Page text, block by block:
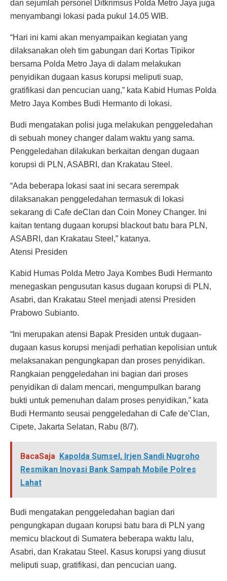
dan sejumlah personel Ditkrimsus Polda Metro Jaya juga
menyambangi lokasi pada pukul 14.05 WIB.
“Hari ini kami akan menyampaikan kegiatan yang
dilaksanakan oleh tim gabungan dari Kortas Tipikor
bersama Polda Metro Jaya di dalam melakukan
penyidikan dugaan kasus korupsi meliputi suap,
gratifikasi dan pencucian uang,” kata Kabid Humas Polda
Metro Jaya Kombes Budi Hermanto di lokasi.
Budi mengatakan polisi juga melakukan penggeledahan
di sebuah money changer dalam waktu yang sama.
Penggeledahan dilakukan berkaitan dengan dugaan
korupsi di PLN, ASABRI, dan Krakatau Steel.
“Ada beberapa lokasi saat ini secara serempak
dilaksanakan penggeledahan termasuk di lokasi
sekarang di Cafe deClan dan Coin Money Changer. Ini
kaitan tentang dugaan korupsi blackout batu bara PLN,
ASABRI, dan Krakatau Steel,” katanya.
Atensi Presiden
Kabid Humas Polda Metro Jaya Kombes Budi Hermanto
menegaskan pengusutan kasus dugaan korupsi di PLN,
Asabri, dan Krakatau Steel menjadi atensi Presiden
Prabowo Subianto.
“Ini merupakan atensi Bapak Presiden untuk dugaan-
dugaan kasus korupsi menjadi perhatian kepolisian untuk
melaksanakan pengungkapan dan proses penyidikan.
Rangkaian penggeledahan ini bagian dari proses
penyidikan di dalam mencari, mengumpulkan barang
bukti untuk pemenuhan dalam proses penyidikan,” kata
Budi Hermanto seusai penggeledahan di Cafe de’Clan,
Cipete, Jakarta Selatan, Rabu (8/7).
BacaSaja Kapolda Sumsel, Irjen Sandi Nugroho
Resmikan Inovasi Bank Sampah Mobile Polres
Lahat
Budi mengatakan penggeledahan bagian dari
pengungkapan dugaan korupsi batu bara di PLN yang
memicu blackout di Sumatera beberapa waktu lalu,
Asabri, dan Krakatau Steel. Kasus korupsi yang diusut
meliputi suap, gratifikasi, dan pencucian uang.